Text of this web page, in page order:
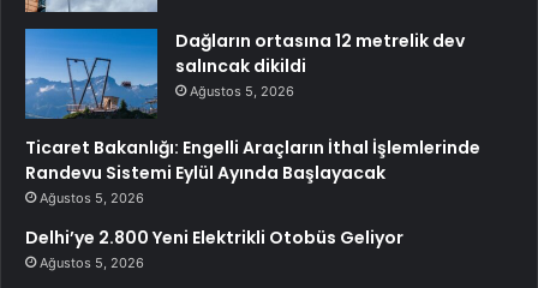
Dağların ortasına 12 metrelik dev
salıncak dikildi
Ağustos 5, 2026
Ticaret Bakanlığı: Engelli Araçların İthal İşlemlerinde
Randevu Sistemi Eylül Ayında Başlayacak
Ağustos 5, 2026
Delhi’ye 2.800 Yeni Elektrikli Otobüs Geliyor
Ağustos 5, 2026